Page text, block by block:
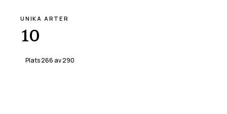
UNIKA ARTER
10
Plats266 av290